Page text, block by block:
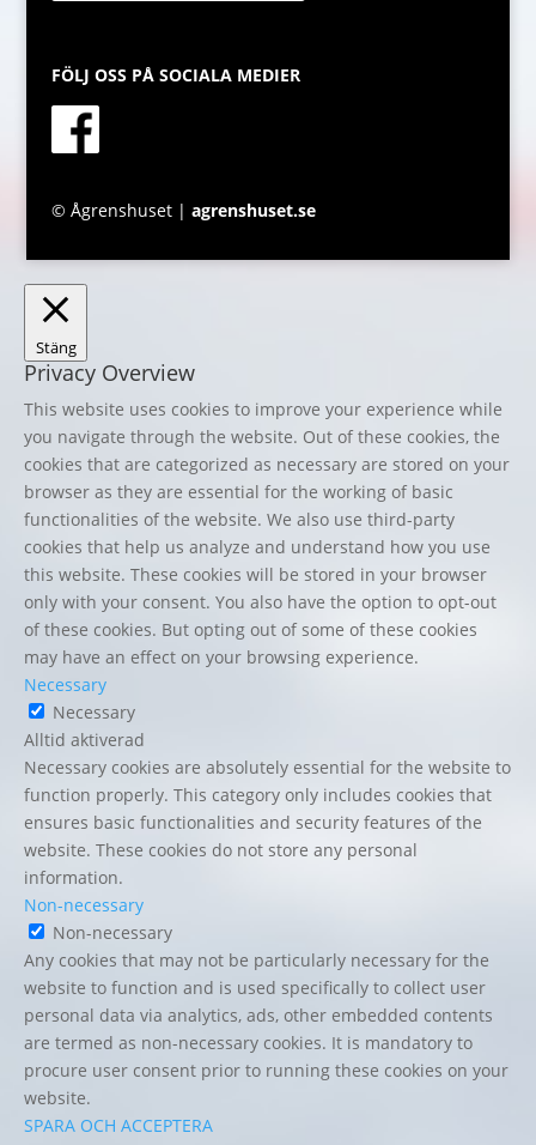
FÖLJ OSS PÅ SOCIALA MEDIER
© Ågrenshuset | agrenshuset.se
Stäng
Privacy Overview
This website uses cookies to improve your experience while
you navigate through the website. Out of these cookies, the
cookies that are categorized as necessary are stored on your
browser as they are essential for the working of basic
functionalities of the website. We also use third-party
cookies that help us analyze and understand how you use
this website. These cookies will be stored in your browser
only with your consent. You also have the option to opt-out
of these cookies. But opting out of some of these cookies
may have an effect on your browsing experience.
Necessary
Necessary
Alltid aktiverad
Necessary cookies are absolutely essential for the website to
function properly. This category only includes cookies that
ensures basic functionalities and security features of the
website. These cookies do not store any personal
information.
Non-necessary
Non-necessary
Any cookies that may not be particularly necessary for the
website to function and is used specifically to collect user
personal data via analytics, ads, other embedded contents
are termed as non-necessary cookies. It is mandatory to
procure user consent prior to running these cookies on your
website.
SPARA OCH ACCEPTERA